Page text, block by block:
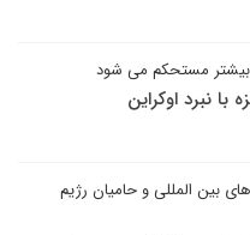
بیشتر مستحکم می شود
نبرد اوکراین
بین المللی و حامیان رژیم